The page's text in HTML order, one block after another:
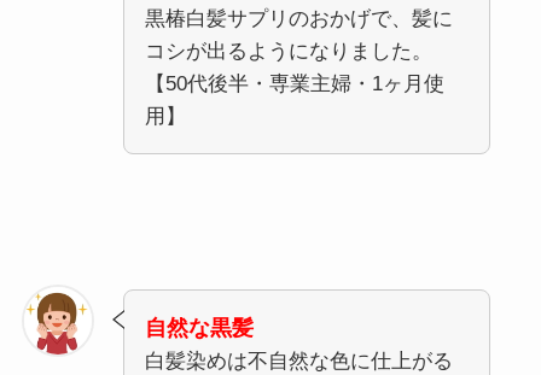
黒椿白髪サプリのおかげで、髪に
コシが出るようになりました。
【50代後半・専業主婦・1ヶ月使
用】
自然な黒髪
白髪染めは不自然な色に仕上がる